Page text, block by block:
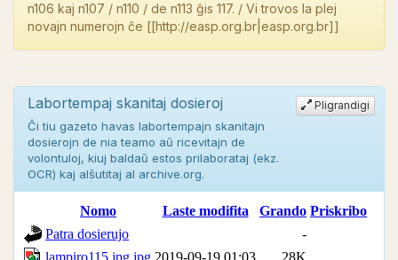
n106 kaj n107 / n110 / de n113 ĝis 117. / Vi trovos la plej
novajn numerojn ĉe [[http://easp.org.br|easp.org.br]]
Labortempaj skanitaj dosieroj
Ĉi tiu gazeto havas labortempajn skanitajn
dosierojn de nia teamo aŭ ricevitajn de
volontuloj, kiuj baldaŭ estos prilaborataj (ekz.
OCR) kaj alŝutitaj al archive.org.
Pligrandigi